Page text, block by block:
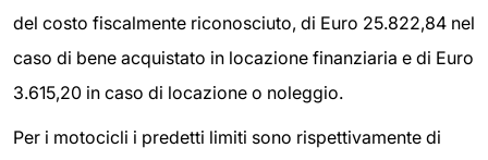
del costo fiscalmente riconosciuto, di Euro 25.822,84 nel
caso di bene acquistato in locazione finanziaria e di Euro
3.615,20 in caso di locazione o noleggio.
Per i motocicli i predetti limiti sono rispettivamente di